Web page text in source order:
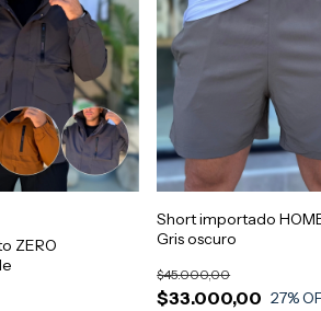
ZERO
Short importado
Gris oscuro
$33.000,00
$45.000,00
27%